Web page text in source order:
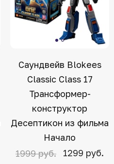
Саундвейв Blokees
Classic Class 17
Трансформер-
конструктор
Десептикон из фильма
Начало
1999 руб.
1299 руб.